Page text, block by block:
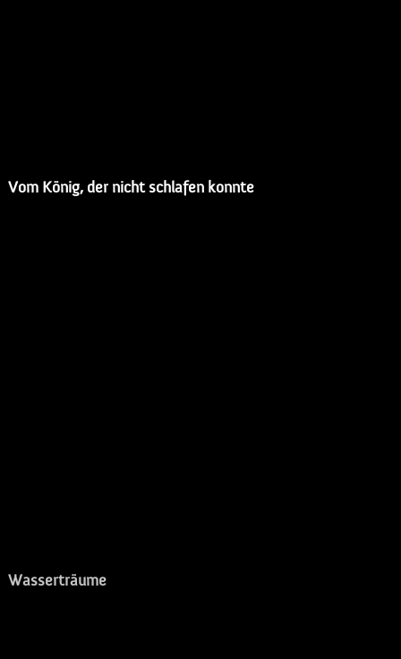
Vom König, der nicht schlafen konnte
Wasserträume